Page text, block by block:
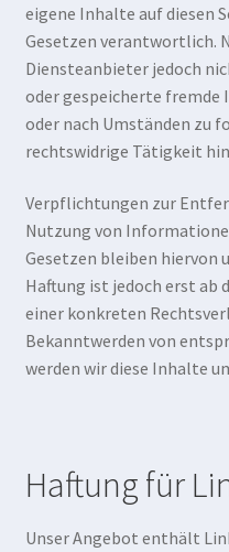
eigene Inhalte auf diesen
Gesetzen verantwortlich.
Diensteanbieter jedoch
oder gespeicherte fremde
oder nach Umständen zu
rechtswidrige Tätigkeit
Verpflichtungen zur
Nutzung von
Gesetzen bleiben hiervon
Haftung ist jedoch erst ab
einer konkreten
Bekanntwerden von
werden wir diese Inhalte
Haftung für
Unser Angebot enthält